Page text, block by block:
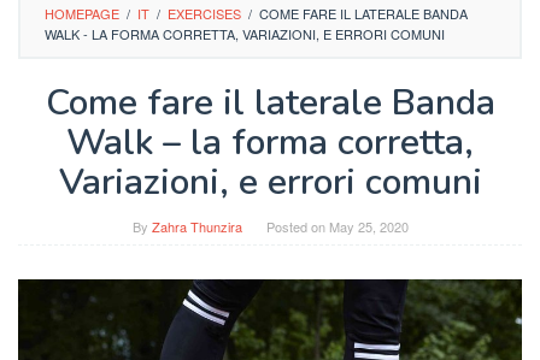
HOMEPAGE / IT / EXERCISES / COME FARE IL LATERALE BANDA
WALK - LA FORMA CORRETTA, VARIAZIONI, E ERRORI COMUNI
Come fare il laterale Banda
Walk – la forma corretta,
Variazioni, e errori comuni
By Zahra Thunzira Posted on May 25, 2020